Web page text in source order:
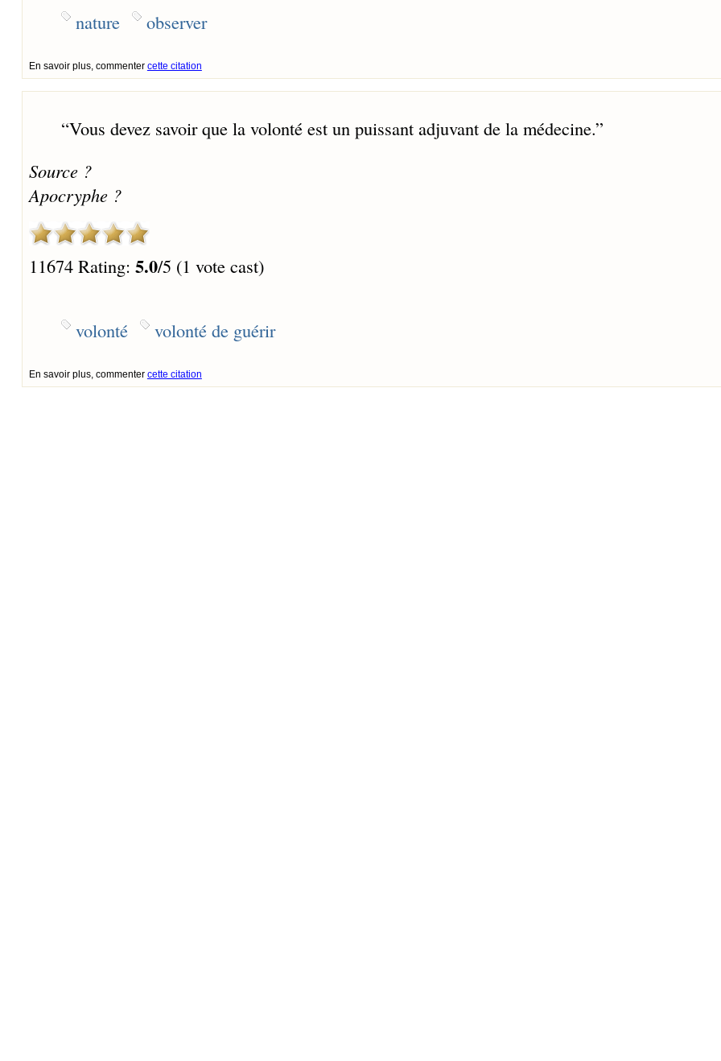
nature observer
En savoir plus, commenter cette citation
“Vous devez savoir que la volonté est un puissant adjuvant de la médecine.”
Source ?
Apocryphe ?
11674 Rating: 5.0/5 (1 vote cast)
volonté volonté de guérir
En savoir plus, commenter cette citation